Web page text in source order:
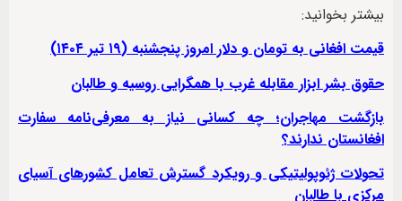
بیشتر بخوانید:
قیمت افغانی به تومان و دلار امروز پنجشنبه (۱۹ تیر ۱۴۰۴)
حقوق بشر ابزار مقابله غرب با همگرایی روسیه و طالبان
بازگشت مهاجران؛ چه کسانی نیاز به معرفی‌نامه سفارت
افغانستان ندارند؟
تحولات ژئوپولیتیکی و رویکرد گسترش تعامل کشورهای آسیای
مرکزی با طالبان